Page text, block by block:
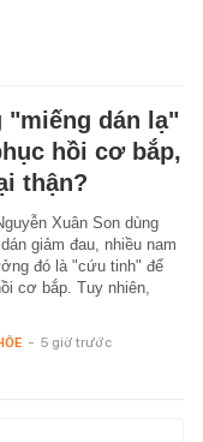
"miếng dán lạ"
hồi cơ bắp,
thận?
Xuân Son dùng
giảm đau, nhiều nam
đó là "cứu tinh" để
cơ bắp. Tuy nhiên,
- 5 giờ trước